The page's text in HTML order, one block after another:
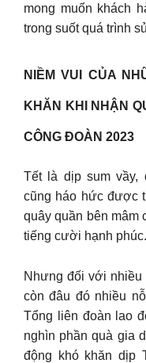
mong muốn khách
trong suốt quá trình
NIỀM VUI CỦA
KHĂN KHI NHẬN
CÔNG ĐOÀN 2023
Tết là dịp sum
cũng háo hức được
quây quần bên mâm
tiếng cười hạnh phúc.
Nhưng đối với
còn đâu đó nhiều
Tổng liên đoàn lao
nghìn phần quà gia
động khó khăn dịp